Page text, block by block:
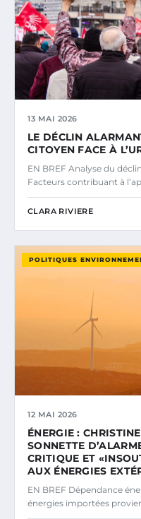
13 MAI 2026
LE DÉCLIN
CITOYEN FACE À
EN BREF Analyse du
Facteurs contribuant à
CLARA RIVIERE
POLITIQUES
12 MAI 2026
ÉNERGIE :
SONNETTE
CRITIQUE ET
AUX ÉNERGIES
EN BREF Dépendance
énergies importées